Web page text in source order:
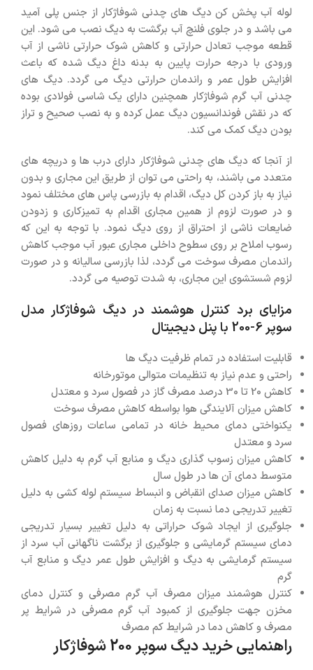
لوله آب پخش کن دیگ های چدنی شوفاژکار از جنس پلی آمید
می باشد و در جلوی فلنچ آب برگشت به دیگ نصب می شود. این
قطعه موجب تعادل حرارتی و کاهش شوک حرارتی ناشی از آب
ورودی با درجه حرارت پایین به بدنه داغ دیگ شده که باعث
افزایش طول عمر و راندمان حرارتی دیگ می گردد. دیگ های
چدنی آب گرم شوفاژکار همچنین دارای یک شاسی فولادی بوده
که در نقش فوندانسیون دیگ عمل کرده و به نصب صحیح و تراز
بودن دیگ کمک می کند.
از آنجا که دیگ های چدنی شوفاژکار دارای درب ها و دریچه های
متعدد می باشند، به راحتی می توان از طریق این مجاری و بدون
نیاز به باز کردن کل دیگ، اقدام به بازرسی پاس های مختلف نمود
و در صورت لزوم از همین مجاری اقدام به تمیزکاری و زدودن
ضایعات ناشی از احتراق از روی دیگ نمود. با توجه به این که
رسوب املاح بر روی سطوح داخلی مجاری عبور آب موجب کاهش
راندمان مصرف سوخت می گردد، لذا بازرسی سالیانه و در صورت
لزوم شستشوی این مجاری، به شدت توصیه می گردد.
مزایای برد کنترل هوشمند در دیگ شوفاژکار مدل
سوپر 6-200 با پنل دیجیتال
قابلیت استفاده در تمام ظرفیت دیگ ها
راحتی و عدم نیاز به تنظیمات متوالی موتورخانه
کاهش 20 تا 30 درصد مصرف گاز در فصول سرد و معتدل
کاهش میزان آلایندگی هوا بواسطه کاهش مصرف سوخت
یکنواختی دمای محیط خانه در تمامی ساعات روزهای فصول
سرد و معتدل
کاهش میزان زسوب گذاری دیگ و منابع آب گرم به دلیل کاهش
متوسط دمای آن ها در طول سال
کاهش میزان صدای انقباض و انبساط سیستم لوله کشی به دلیل
تغییر تدریجی دما نسبت به زمان
جلوگیری از ایجاد شوک حراراتی به دلیل تغییر بسیار تدریجی
دمای سیستم گرمایشی و جلوگیری از برگشت ناگهانی آب سرد از
سیستم گرمایشی به دیگ و افزایش طول عمر دیگ و منابع آب
گرم
کنترل هوشمند میزان مصرف آب گرم مصرفی و کنترل دمای
مخزن جهت جلوگیری از کمبود آب گرم مصرفی در شرایط پر
مصرف و کاهش دما در شرایط کم مصرف
راهنمایی خرید دیگ سوپر 200 شوفاژکار